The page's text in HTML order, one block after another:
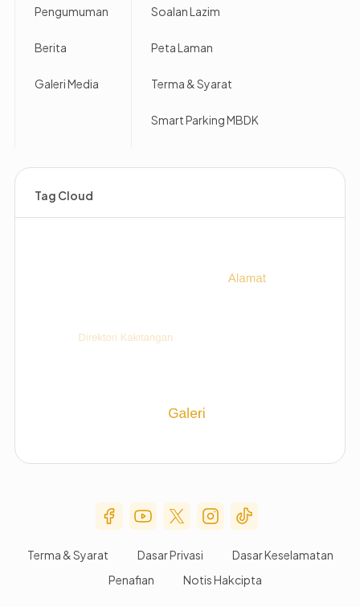
Pengumuman
Berita
Galeri Media
Soalan Lazim
Peta Laman
Terma & Syarat
Smart Parking MBDK
Tag Cloud
Social Media Menu
Terma & Syarat Dasar Privasi
Dasar Keselamatan
Penafian
Notis Hakcipta